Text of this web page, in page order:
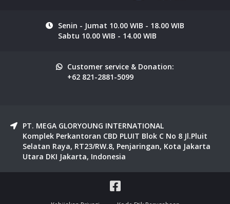
Senin - Jumat 10.00 WIB - 18.00 WIB
Sabtu 10.00 WIB - 14.00 WIB
Customer service & Donation:
+62 821-2881-5099
PT. MEGA GLORYOUNG INTERNATIONAL
Komplek Perkantoran CBD PLUIT Blok C No 8 Jl.Pluit
Selatan Raya, RT23/RW.8, Penjaringan, Kota Jakarta
Utara DKI Jakarta, Indonesia